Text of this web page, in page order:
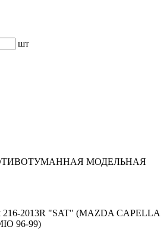
шт
МОДЕЛЬНАЯ
216-2013R "SAT" (MAZDA CAPELLA
96-99)